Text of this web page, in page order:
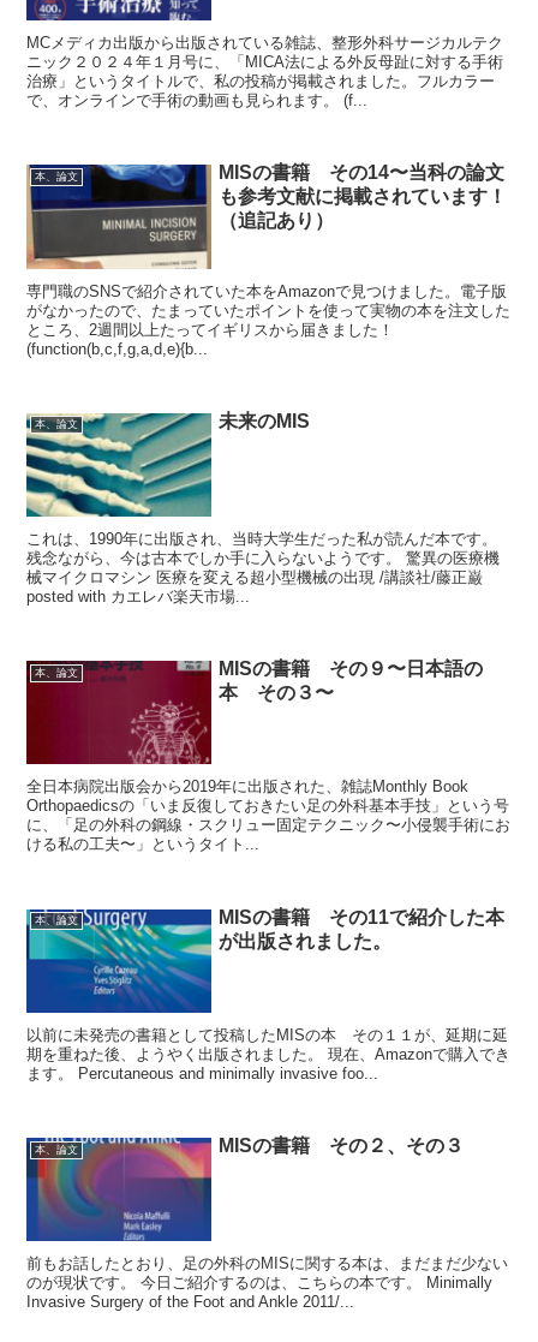
MCメディカ出版から出版されている雑誌、整形外科サージカルテク
ニック２０２４年１月号に、「MICA法による外反母趾に対する手術
治療」というタイトルで、私の投稿が掲載されました。フルカラー
で、オンラインで手術の動画も見られます。 (f...
本、論文
MISの書籍 その14〜当科の論文
も参考文献に掲載されています！
（追記あり）
専門職のSNSで紹介されていた本をAmazonで見つけました。電子版
がなかったので、たまっていたポイントを使って実物の本を注文した
ところ、2週間以上たってイギリスから届きました！
(function(b,c,f,g,a,d,e){b...
本、論文 未来のMIS
これは、1990年に出版され、当時大学生だった私が読んだ本です。
残念ながら、今は古本でしか手に入らないようです。 驚異の医療機
械マイクロマシン 医療を変える超小型機械の出現 /講談社/藤正巌
posted with カエレバ楽天市場...
本、論文
MISの書籍 その９〜日本語の
本 その３〜
全日本病院出版会から2019年に出版された、雑誌Monthly Book
Orthopaedicsの「いま反復しておきたい足の外科基本手技」という号
に、「足の外科の鋼線・スクリュー固定テクニック〜小侵襲手術にお
ける私の工夫〜」というタイト...
本、論文
MISの書籍 その11で紹介した本
が出版されました。
以前に未発売の書籍として投稿したMISの本 その１１が、延期に延
期を重ねた後、ようやく出版されました。 現在、Amazonで購入でき
ます。 Percutaneous and minimally invasive foo...
本、論文 MISの書籍 その２、その３
前もお話したとおり、足の外科のMISに関する本は、まだまだ少ない
のが現状です。 今日ご紹介するのは、こちらの本です。 Minimally
Invasive Surgery of the Foot and Ankle 2011/...